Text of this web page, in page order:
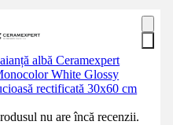
albă Ceramexpert
White Glossy
rectificată 30x60 cm
nu are încă recenzii.